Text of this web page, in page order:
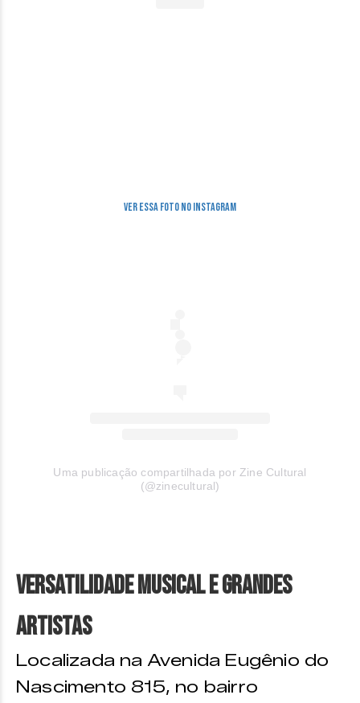
Ver essa foto no Instagram
Uma publicação compartilhada por Zine Cultural
(@zinecultural)
Versatilidade Musical e Grandes
Artistas
Localizada na Avenida Eugênio do
Nascimento 815, no bairro